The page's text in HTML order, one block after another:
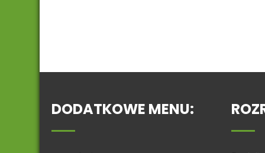
DODATKOWE MENU: